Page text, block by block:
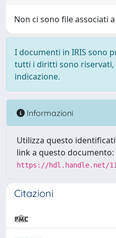
Non ci sono file associati
I documenti in IRIS sono
tutti i diritti sono riservati,
indicazione.
Informazioni
Utilizza questo
link a questo documento:
https://hdl.handle.net/
Citazioni